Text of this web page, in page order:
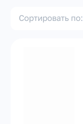
Сортировать по: